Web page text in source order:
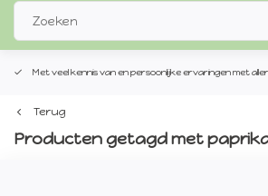
Met veel kennis van en persoonlijke ervaringen met
Terug
Producten getagd met